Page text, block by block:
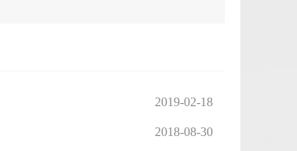
2019-02-18
2018-08-30